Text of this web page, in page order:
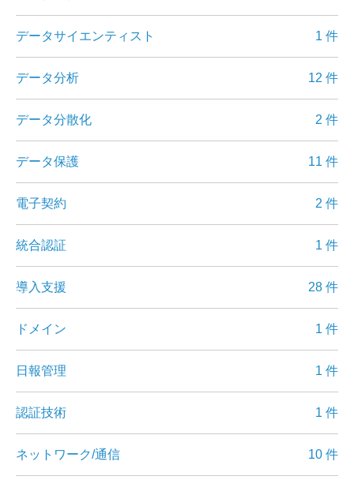
データサイエンティスト 1 件
データ分析 12 件
データ分散化 2 件
データ保護 11 件
電子契約 2 件
統合認証 1 件
導入支援 28 件
ドメイン 1 件
日報管理 1 件
認証技術 1 件
ネットワーク/通信 10 件